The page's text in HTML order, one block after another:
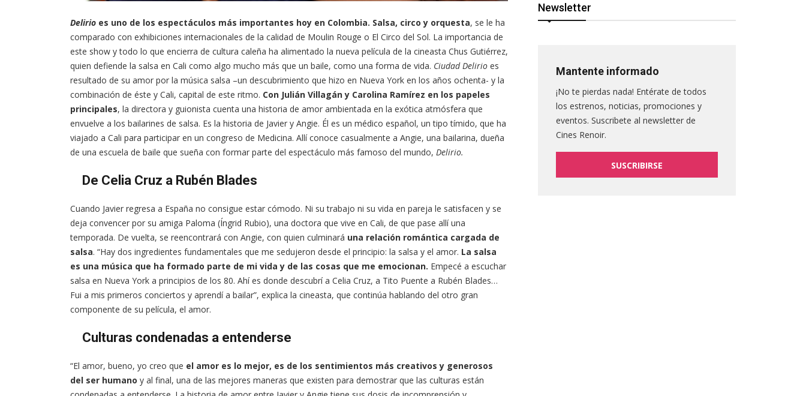
Delirio es uno de los espectáculos más importantes hoy en Colombia. Salsa, circo y orquesta, se le ha
comparado con exhibiciones internacionales de la calidad de Moulin Rouge o El Circo del Sol. La importancia de
este show y todo lo que encierra de cultura caleña ha alimentado la nueva película de la cineasta Chus Gutiérrez,
quien defiende la salsa en Cali como algo mucho más que un baile, como una forma de vida. Ciudad Delirio es
resultado de su amor por la música salsa –un descubrimiento que hizo en Nueva York en los años ochenta- y la
combinación de éste y Cali, capital de este ritmo. Con Julián Villagán y Carolina Ramírez en los papeles
principales, la directora y guionista cuenta una historia de amor ambientada en la exótica atmósfera que
envuelve a los bailarines de salsa. Es la historia de Javier y Angie. Él es un médico español, un tipo tímido, que ha
viajado a Cali para participar en un congreso de Medicina. Allí conoce casualmente a Angie, una bailarina, dueña
de una escuela de baile que sueña con formar parte del espectáculo más famoso del mundo, Delirio.
De Celia Cruz a Rubén Blades
Cuando Javier regresa a España no consigue estar cómodo. Ni su trabajo ni su vida en pareja le satisfacen y se
deja convencer por su amiga Paloma (Íngrid Rubio), una doctora que vive en Cali, de que pase allí una
temporada. De vuelta, se reencontrará con Angie, con quien culminará una relación romántica cargada de
salsa. “Hay dos ingredientes fundamentales que me sedujeron desde el principio: la salsa y el amor. La salsa
es una música que ha formado parte de mi vida y de las cosas que me emocionan. Empecé a escuchar
salsa en Nueva York a principios de los 80. Ahí es donde descubrí a Celia Cruz, a Tito Puente a Rubén Blades…
Fui a mis primeros conciertos y aprendí a bailar”, explica la cineasta, que continúa hablando del otro gran
componente de su película, el amor.
Culturas condenadas a entenderse
“El amor, bueno, yo creo que el amor es lo mejor, es de los sentimientos más creativos y generosos
del ser humano y al final, una de las mejores maneras que existen para demostrar que las culturas están
Newsletter
Mantente informado
¡No te pierdas nada! Entérate de todos
los estrenos, noticias, promociones y
eventos. Suscribete al newsletter de
Cines Renoir.
SUSCRIBIRSE